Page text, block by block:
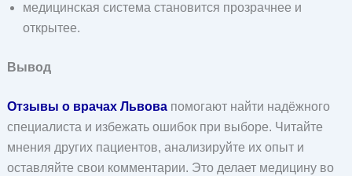
медицинская система становится прозрачнее и
открытее.
Вывод
Отзывы о врачах Львовапомогают найти надёжного
специалиста и избежать ошибок при выборе. Читайте
мнения других пациентов, анализируйте их опыт и
оставляйте свои комментарии. Это делает медицину во